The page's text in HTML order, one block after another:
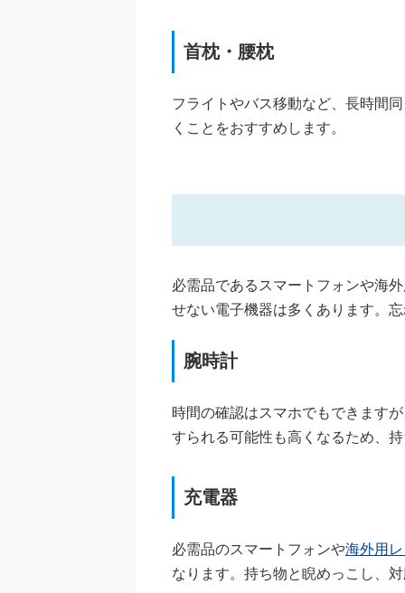
首枕・腰枕
フライトやバス移動など、長時間
くことをおすすめします。
必需品であるスマートフォンや海
せない電子機器は多くあります。
腕時計
時間の確認はスマホでもできます
すられる可能性も高くなるため、
充電器
必需品のスマートフォンや海外用
なります。持ち物と睨めっこし、